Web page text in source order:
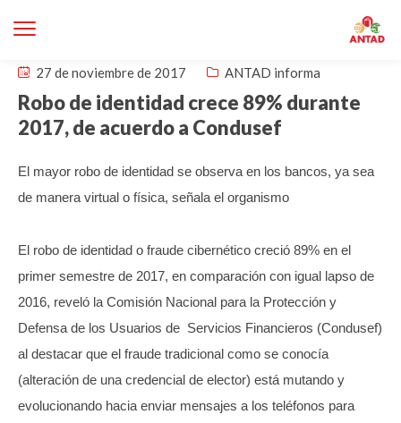
27 de noviembre de 2017 ANTAD informa
Robo de identidad crece 89% durante
2017, de acuerdo a Condusef
El mayor robo de identidad se observa en los bancos, ya sea
de manera virtual o física, señala el organismo
El robo de identidad o fraude cibernético creció 89% en el
primer semestre de 2017, en comparación con igual lapso de
2016, reveló la Comisión Nacional para la Protección y
Defensa de los Usuarios de Servicios Financieros (Condusef)
al destacar que el fraude tradicional como se conocía
(alteración de una credencial de elector) está mutando y
evolucionando hacia enviar mensajes a los teléfonos para